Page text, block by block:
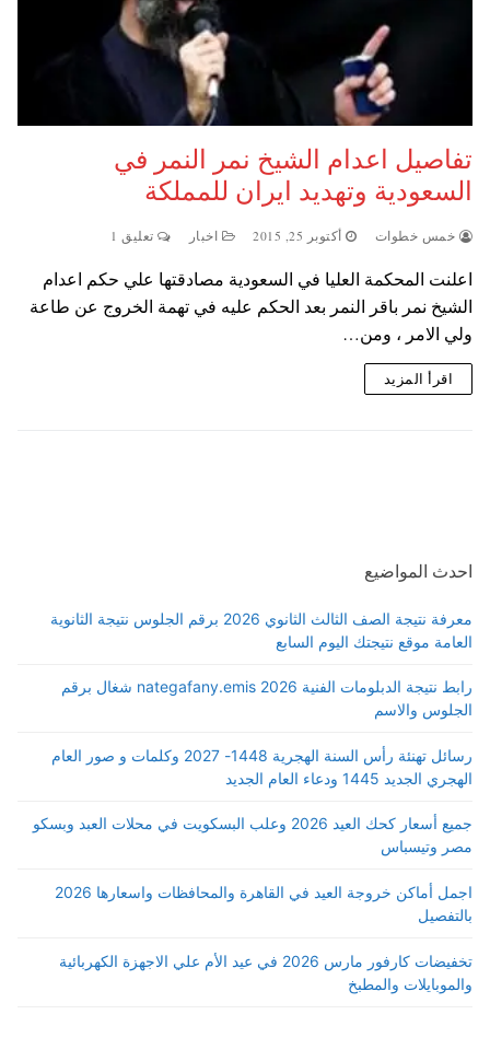
تفاصيل اعدام الشيخ نمر النمر في
السعودية وتهديد ايران للمملكة
خمس خطوات أكتوبر 25, 2015 اخبار تعليق 1
اعلنت المحكمة العليا في السعودية مصادقتها علي حكم اعدام
الشيخ نمر باقر النمر بعد الحكم عليه في تهمة الخروج عن طاعة
ولي الامر ، ومن…
اقرأ المزيد
احدث المواضيع
معرفة نتيجة الصف الثالث الثانوي 2026 برقم الجلوس نتيجة الثانوية
العامة موقع نتيجتك اليوم السابع
رابط نتيجة الدبلومات الفنية 2026 nategafany.emis شغال برقم
الجلوس والاسم
رسائل تهنئة رأس السنة الهجرية 1448- 2027 وكلمات و صور العام
الهجري الجديد 1445 ودعاء العام الجديد
جميع أسعار كحك العيد 2026 وعلب البسكويت في محلات العبد وبسكو
مصر وتيسباس
اجمل أماكن خروجة العيد في القاهرة والمحافظات واسعارها 2026
بالتفصيل
تخفيضات كارفور مارس 2026 في عيد الأم علي الاجهزة الكهربائية
والموبايلات والمطبخ